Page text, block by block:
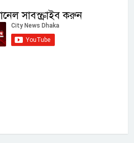
সাবস্ক্রাইব করুন